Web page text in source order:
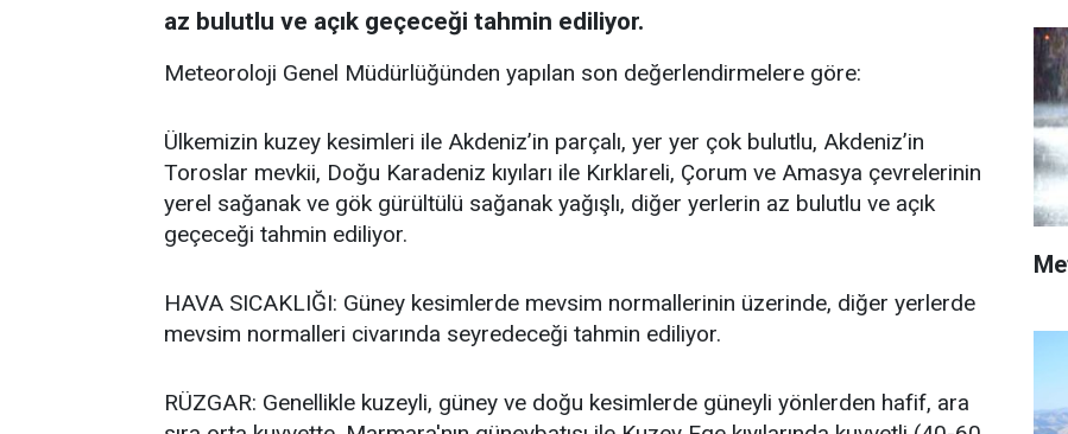
az bulutlu ve açık geçeceği tahmin ediliyor.
Meteoroloji Genel Müdürlüğünden yapılan son değerlendirmelere göre:
Ülkemizin kuzey kesimleri ile Akdeniz’in parçalı, yer yer çok bulutlu, Akdeniz’in
Toroslar mevkii, Doğu Karadeniz kıyıları ile Kırklareli, Çorum ve Amasya çevrelerinin
yerel sağanak ve gök gürültülü sağanak yağışlı, diğer yerlerin az bulutlu ve açık
geçeceği tahmin ediliyor.
HAVA SICAKLIĞI: Güney kesimlerde mevsim normallerinin üzerinde, diğer yerlerde
mevsim normalleri civarında seyredeceği tahmin ediliyor.
RÜZGAR: Genellikle kuzeyli, güney ve doğu kesimlerde güneyli yönlerden hafif, ara